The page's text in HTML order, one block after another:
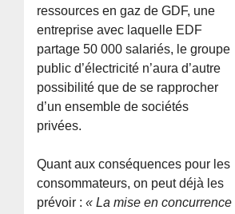
ressources en gaz de GDF, une
entreprise avec laquelle EDF
partage 50 000 salariés, le groupe
public d’électricité n’aura d’autre
possibilité que de se rapprocher
d’un ensemble de sociétés
privées.
Quant aux conséquences pour les
consommateurs, on peut déjà les
prévoir :« La mise en concurrence